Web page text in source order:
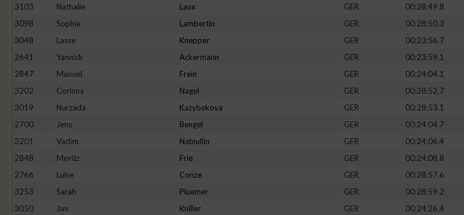
3103
Nathalie Laux GER
00:28:49.8
3098
Sophie Lambertin GER
00:28:50.3
3048
Lasse Knepper GER 00:23:56.7
2641
Yannick Ackermann GER
00:23:59.1
2847
Manuel Frein GER
00:24:04.1
3202
Corinna Nagel GER
00:28:52.7
3019
Nurzada Kazybekova GER
00:28:53.1
2700
Jens Bengel GER 00:24:04.7
3201
Vadim Nabiullin GER
00:24:06.4
2848
Moritz Frie GER
00:24:08.8
2766
Luise Conze GER
00:28:57.6
3253
Sarah Pluemer GER
00:28:59.2
3050
Jan Kniller GER 00:24:26.4
Erstellung von Profilen zur Personalisierung von Inhalten
Verwendung von Profilen zur Auswahl personalisierter Inhalte
verschiedenen Quellen
Entwicklung und Verbesserung der Angebote